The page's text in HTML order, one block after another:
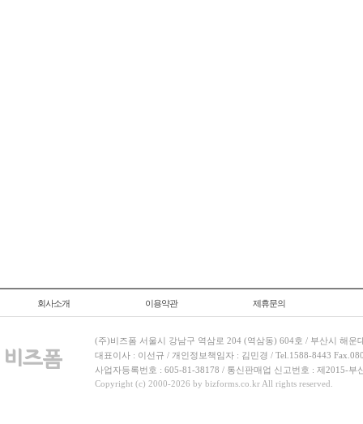
회사소개 이용약관 제휴문의
(주)비즈폼 서울시 강남구 역삼로 204 (역삼동) 604호 / 부산시 해운
대표이사 : 이선규 / 개인정보책임자 : 김민경 / Tel.1588-8443
사업자등록번호 : 605-81-38178 / 통신판매업 신고번호 : 제2015-부
Copyright (c) 2000-2026 by bizforms.co.kr All rights reserved.